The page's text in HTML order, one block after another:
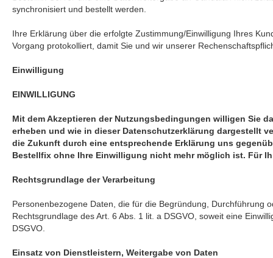
synchronisiert und bestellt werden.
Ihre Erklärung über die erfolgte Zustimmung/Einwilligung Ihres
Vorgang protokolliert, damit Sie und wir unserer
Einwilligung
EINWILLIGUNG
Mit dem Akzeptieren der Nutzungsbedingungen willigen Sie
erheben und wie in dieser Datenschutzerklärung dargestellt
die Zukunft durch eine entsprechende Erklärung uns
Bestellfix ohne Ihre Einwilligung nicht mehr möglich ist. Für
Rechtsgrundlage der Verarbeitung
Personenbezogene Daten, die für die Begründung, Durchführung
Rechtsgrundlage des Art. 6 Abs. 1 lit. a DSGVO, soweit eine
DSGVO.
Einsatz von Dienstleistern, Weitergabe von Daten